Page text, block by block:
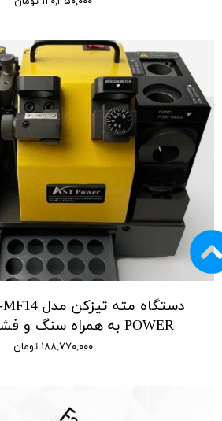
POWER به همراه سنگ و فشنگی و کلت
۱۸۸,۷۷۰,۰۰۰ تومان